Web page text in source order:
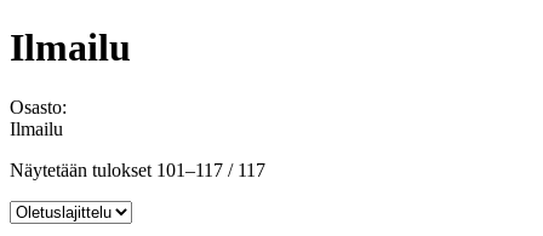
Ilmailu
Osasto:
Ilmailu
Näytetään tulokset 101–117 / 117